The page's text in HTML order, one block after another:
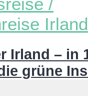
Irland – in
grüne